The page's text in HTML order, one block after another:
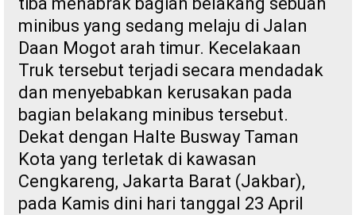
minibus yang sedang melaju di Jalan
Daan Mogot arah timur. Kecelakaan
Truk tersebut terjadi secara mendadak
dan menyebabkan kerusakan pada
bagian belakang minibus tersebut.
Dekat dengan Halte Busway Taman
Kota yang terletak di kawasan
Cengkareng, Jakarta Barat (Jakbar),
pada Kamis dini hari tanggal 23 April